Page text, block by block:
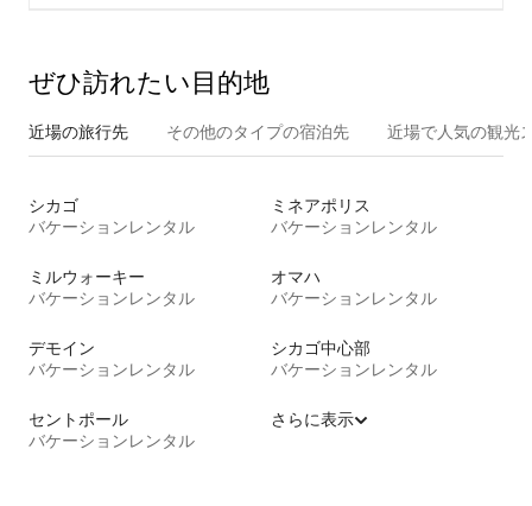
ぜひ訪⁠れ⁠た⁠い目⁠的⁠地
近場の旅行先 その他のタ⁠イ⁠プ⁠の宿⁠泊⁠先 近場で人気の観光
シカゴ
バケーションレンタル
ミネアポリス
バケーションレンタル
ミルウォーキー
バケーションレンタル
オマハ
バケーションレンタル
デモイン
バケーションレンタル
シカゴ中心部
バケーションレンタル
セントポール
バケーションレンタル
さらに表示